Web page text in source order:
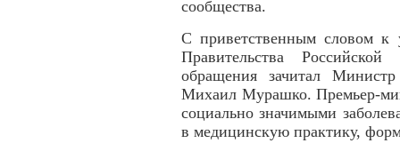
сообщества.
С приветственным словом к
Правительства
обращения зачитал
Михаил Мурашко. Премьер-
социально значимыми
в медицинскую практику,